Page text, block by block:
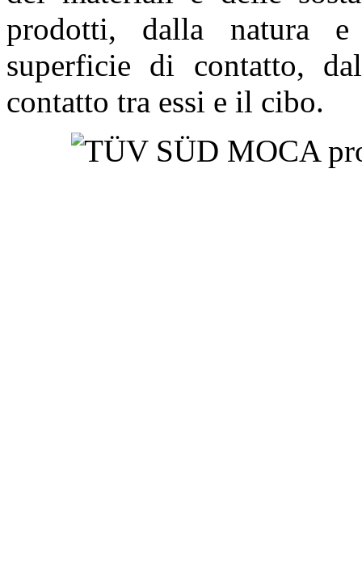
prodotti, dalla natura
superficie di contatto,
contatto tra essi e il cibo.